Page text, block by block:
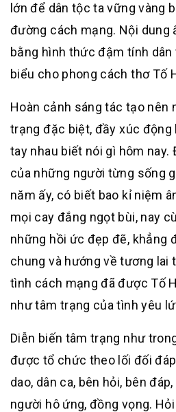
lớn để dân tộc ta vững vàng
đường cách mạng. Nội dung
bằng hình thức đậm tính
biểu cho phong cách thơ Tố
Hoàn cảnh sáng tác tạo nên
trạng đặc biệt, đầy xúc động
tay nhau biết nói gì hôm nay.
của những người từng sống
năm ấy, có biết bao kỉ niệm
mọi cay đắng ngọt bùi, nay
những hồi ức đẹp đẽ, khẳng
chung và hướng về tương lai
tình cách mạng đã được Tố
như tâm trạng của tình yêu
Diễn biến tâm trạng như
được tổ chức theo lối đối
dao, dân ca, bên hỏi, bên
người hô ứng, đồng vọng.